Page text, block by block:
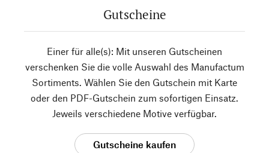
Gutscheine
Einer für alle(s): Mit unseren Gutscheinen
verschenken Sie die volle Auswahl des Manufactum
Sortiments. Wählen Sie den Gutschein mit Karte
oder den PDF-Gutschein zum sofortigen Einsatz.
Jeweils verschiedene Motive verfügbar.
Gutscheine kaufen